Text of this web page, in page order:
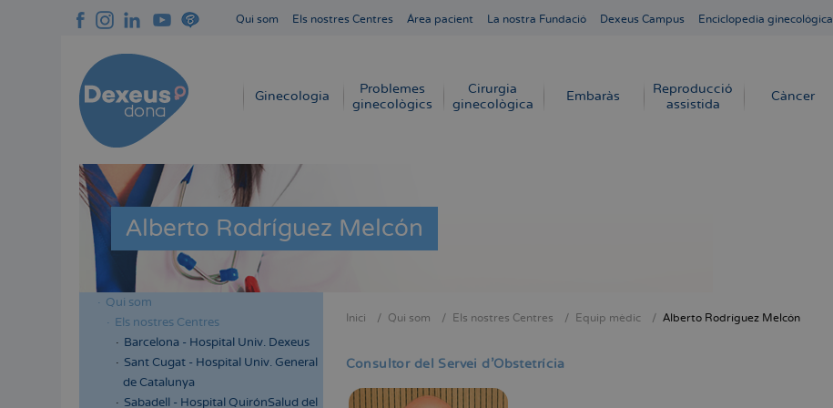
Qui som Els nostres Centres Área pacient La nostra Fundació Dexeus Campus Enciclopedia ginecológica
Navegación
Ginecologia
Problemes
ginecològics
Cirurgia
ginecològica
Embaràs
Reproducció
assistida
Càncer
Alberto Rodríguez Melcón
Menú
lateral
cabecera
Qui som
Els nostres Centres
Barcelona - Hospital Univ. Dexeus
Sant Cugat - Hospital Univ. General
de Catalunya
Sabadell - Hospital QuirónSalud del
d'Ariadna
Inici Qui som Els nostres Centres Equip mèdic Alberto Rodríguez Melcón
Consultor del Servei d'Obstetrícia